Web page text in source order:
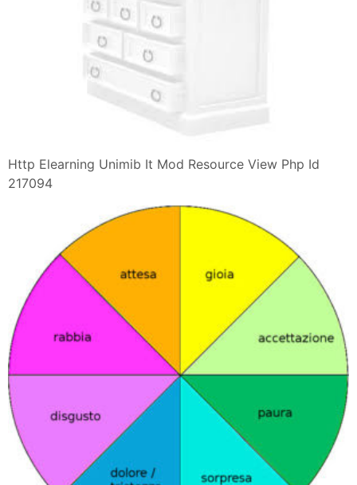
Http Elearning Unimib It Mod Resource View Php Id
217094